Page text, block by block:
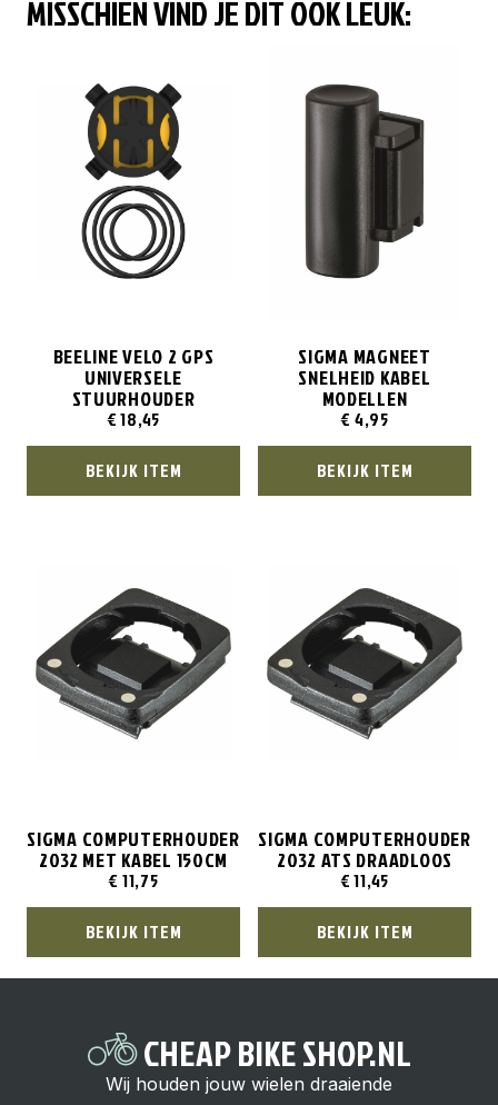
MISSCHIEN VIND JE DIT OOK LEUK:
BEELINE VELO 2 GPS
UNIVERSELE
STUURHOUDER
€18,45
BEKIJK ITEM
SIGMA MAGNEET
SNELHEID KABEL
MODELLEN
€ 4,95
BEKIJK ITEM
SIGMA COMPUTERHOUDER
2032 MET KABEL 150CM
€ 11,75
BEKIJK ITEM
SIGMA COMPUTERHOUDER
2032 ATS DRAADLOOS
€11,45
BEKIJK ITEM
CHEAP BIKE SHOP.NL
Wij houden jouw wielen draaiende